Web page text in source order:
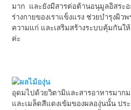
มาก และยังมีสารต่อต้านอนุมูลอิสระ
ร่างกายของเราแข็งแรง ช่วยบำรุงผิว
ความแก่ และเสริมสร้างระบบคุ้มกันใ
ค่ะ
อุดมไปด้วยวิตามิและสารอาหารมาก
และเมล็ดสีแดงเข้มของผลองุ่นนั้น ปร